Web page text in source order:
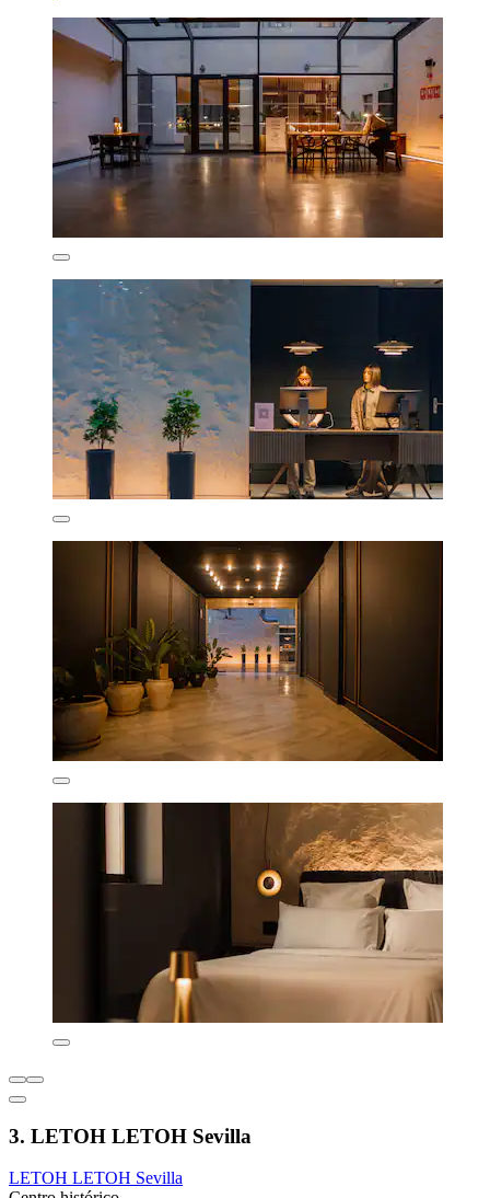
3. LETOH LETOH Sevilla
LETOH LETOH Sevilla